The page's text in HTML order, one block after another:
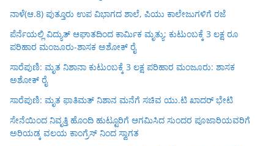
ನಾಳೆ(ಆ.8) ಪುತ್ತೂರು ಉಪ ವಿಭಾಗದ ಶಾಲೆ, ಪಿಯು ಕಾಲೇಜುಗಳಿಗೆ ರಜೆ
ಪೆರ್ನೆಯಲ್ಲಿ ವಿದ್ಯುತ್ ಆಘಾತದಿಂದ ಕಾರ್ಮಿಕ ಮೃತ್ಯು: ಕುಟುಂಬಕ್ಕೆ 3 ಲಕ್ಷ ರೂ
ಪರಿಹಾರ ಮಂಜೂರು-ಶಾಸಕ ಅಶೋಕ್ ರೈ
ಸಾರೆಪುಣಿ: ಮೃತ ನಿಶಾನಾ ಕುಟುಂಬಕ್ಕೆ 3 ಲಕ್ಷ ಪರಿಹಾರ ಮಂಜೂರು: ಶಾಸಕ
ಅಶೋಕ್ ರೈ
ಸಾರೆಪುಣಿ: ಮೃತ ಫಾತಿಮತ್ ನಿಶಾನ ಮನೆಗೆ ಸಚಿವ ಯು.ಟಿ ಖಾದರ್ ಭೇಟಿ
ಸೇನೆಯಿಂದ ನಿವೃತ್ತಿ ಹೊಂದಿ ಹುಟ್ಟೂರಿಗೆ ಆಗಮಿಸಿದ ಸುಂದರ ಪೂಜಾರಿಯವರಿಗೆ
ಅರಿಯಡ್ಕ ವಲಯ ಕಾಂಗ್ರೆಸ್ ನಿಂದ ಸ್ವಾಗತ